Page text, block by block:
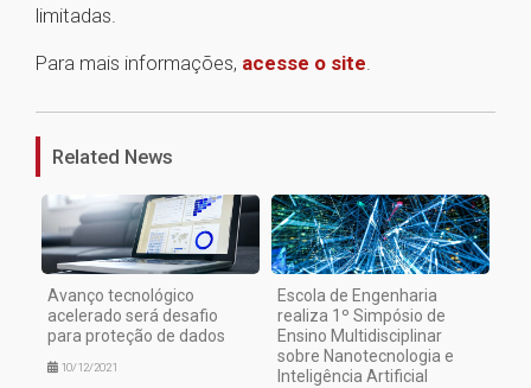
limitadas.
Para mais informações, acesse o site.
1
Related News
Avanço tecnológico
acelerado será desafio
para proteção de dados
10/12/2021
Escola de Engenharia
realiza 1º Simpósio de
Ensino Multidisciplinar
sobre Nanotecnologia e
Inteligência Artificial